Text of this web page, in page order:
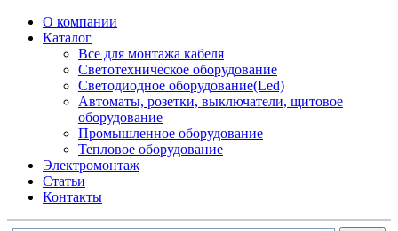
О компании
Каталог
Все для монтажа кабеля
Светотехническое оборудование
Светодиодное оборудование(Led)
Автоматы, розетки, выключатели, щитовое
оборудование
Промышленное оборудование
Тепловое оборудование
Электромонтаж
Статьи
Контакты